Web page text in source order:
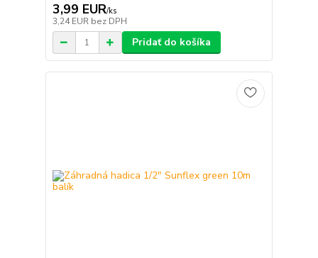
3,99 EUR/ks
3,24 EUR bez DPH
Pridať do košíka